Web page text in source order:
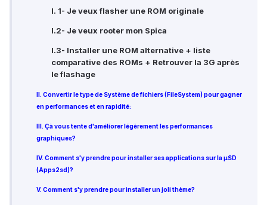
I. 1- Je veux flasher une ROM originale
I.2- Je veux rooter mon Spica
I.3- Installer une ROM alternative + liste
comparative des ROMs + Retrouver la 3G après
le flashage
II. Convertir le type de Système de fichiers (FileSystem) pour gagner
en performances et en rapidité:
III. Çà vous tente d'améliorer légèrement les performances
graphiques?
IV. Comment s'y prendre pour installer ses applications sur la µSD
(Apps2sd)?
V. Comment s'y prendre pour installer un joli thème?